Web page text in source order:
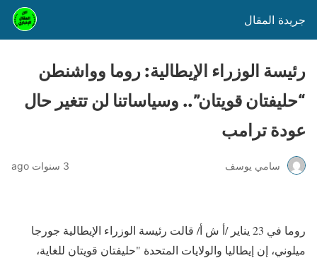
جريدة المقال
رئيسة الوزراء الإيطالية: روما وواشنطن
“حليفتان قويتان”.. وسياساتنا لن تتغير حال
عودة ترامب
سامي يوسف 3 سنوات ago
روما في 23 يناير /أ ش أ/ قالت رئيسة الوزراء الإيطالية جورجا
ميلوني، إن إيطاليا والولايات المتحدة "حليفتان قويتان للغاية،